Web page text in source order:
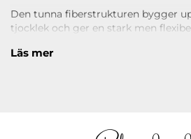
Den tunna fiberstrukturen bygger
tjocklek och ger en stark men
förstärkning med en naturlig känsla.
Läs mer